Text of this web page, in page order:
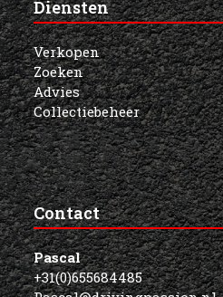
Diensten
Verkopen
Zoeken
Advies
Collectiebeheer
Contact
Pascal
+31(0)655684485